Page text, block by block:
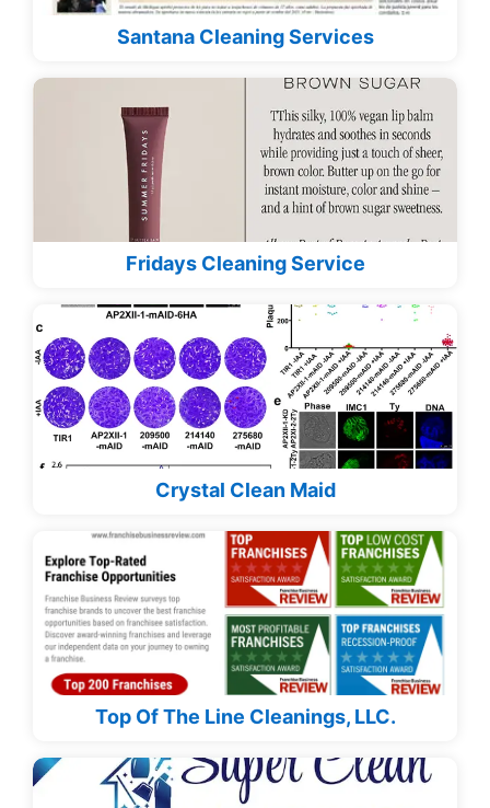
Santana Cleaning Services
Fridays Cleaning Service
Crystal Clean Maid
Top Of The Line Cleanings, LLC.